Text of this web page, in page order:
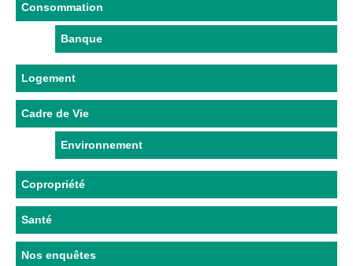
Consommation
Banque
Logement
Cadre de Vie
Environnement
Copropriété
Santé
Nos enquêtes